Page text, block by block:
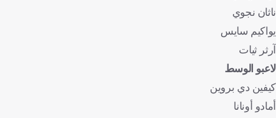
ناثان نجوي
يواكيم سايس
آرثر ثيات
لاعبو الوسط
كيفين دي بروين
أمادو أونانا